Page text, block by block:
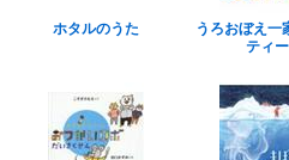
ホタルのうた
うろおぼえ一
ティー